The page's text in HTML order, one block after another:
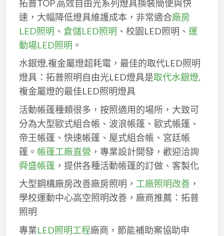
拓普TOP 高效自由光系列燈具換裝簡便與快
速，大幅降低燈具維護成本，非常適合廠房
LED照明 、 倉儲LED照明 、校園LED照明、 運
動場LED照明 。
水銀燈,複金屬燈超耗電，最佳的取代LED照明
燈具：拓普照明自由光LED燈具是取代水銀燈,
複金屬燈的最佳LED照明燈具
活動帳篷種類很多，按照適用的場所，大致可
分為大型歐式組合帳、波浪帳篷、歐式帳篷、
帝王帳篷、快速帳篷、屋式組合帳、宮廷帳
篷。 帳篷工廠直營 ，專業設計開發，歡迎洽詢
舜盛帳篷，提供各種活動帳篷的訂做、客製化
大型鋼構廠房改善廠房照明， 工廠照明改善，
學校運動中心高空照明改善，廠商推薦：拓普
照明
專業LED照明工程廠商，節能補助案協助申